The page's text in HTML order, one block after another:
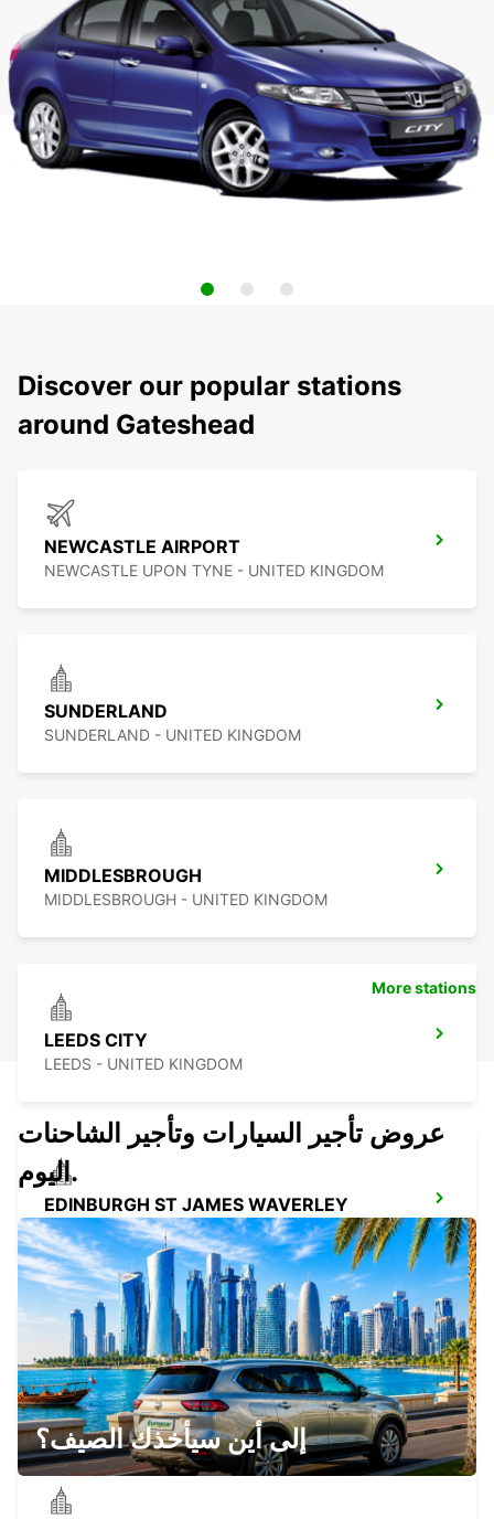
Discover our popular stations
around Gateshead
NEWCASTLE AIRPORT
NEWCASTLE UPON TYNE - UNITED KINGDOM
SUNDERLAND
SUNDERLAND - UNITED KINGDOM
MIDDLESBROUGH
MIDDLESBROUGH - UNITED KINGDOM
LEEDS CITY
LEEDS - UNITED KINGDOM
EDINBURGH ST JAMES WAVERLEY
EDINBURGH - UNITED KINGDOM
EDINBURGH LEITH
EDINBURGH - UNITED KINGDOM
More stations
عروض تأجير السيارات وتأجير الشاحنات
اليوم.
إلى أين سيأخذك الصيف؟